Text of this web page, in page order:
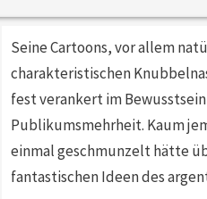
Seine Cartoons, vor allem
charakteristischen
fest verankert im
Publikumsmehrheit. Kaum
einmal geschmunzelt hätte
fantastischen Ideen des